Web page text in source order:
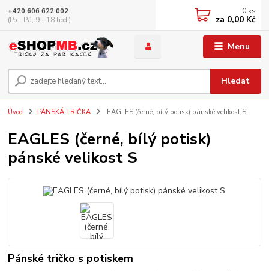
Menu
Hledat
+420 606 622 002
(Po - Pá, 9 - 18 hod.)
0 ks
za 0,00 Kč
Úvod PÁNSKÁ TRIČKA EAGLES (černé, bílý potisk) pánské velikost S
EAGLES (černé, bílý potisk)
pánské velikost S
Pánské tričko s potiskem